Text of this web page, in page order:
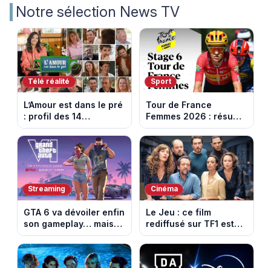
Notre sélection News TV
Télé réalité
L’Amour est dans le pré
: profil des 14
agriculteurs, speed
dating inédit et de
nouvelles histoires
d’amour
Sport
Tour de France
Femmes 2026 : résumé
vidéo de la 6e étape
entre Montbrison et
Tournon-sur-Rhône
Streaming
GTA 6 va dévoiler enfin
son gameplay… mais
d’abord sur Netflix
Cinéma
Le Jeu : ce film
rediffusé sur TF1 est
adapté d’un succès
italien devenu un
phénomène mondial